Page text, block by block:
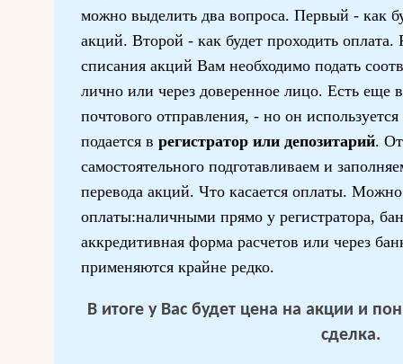
можно выделить два вопроса. Первый - как
акций. Второй - как будет проходить
списания акций Вам необходимо подать
лично или через доверенное лицо. Есть еще
почтового отправления, - но он
подается в регистратор или депозитарий.
самостоятельного подготавливаем и
перевода акций. Что касается оплаты.
оплаты:наличными прямо у регистратора,
аккредитивная форма расчетов или через
применяются крайне редко.
В итоге у Вас будет цена на акции и
сделка.